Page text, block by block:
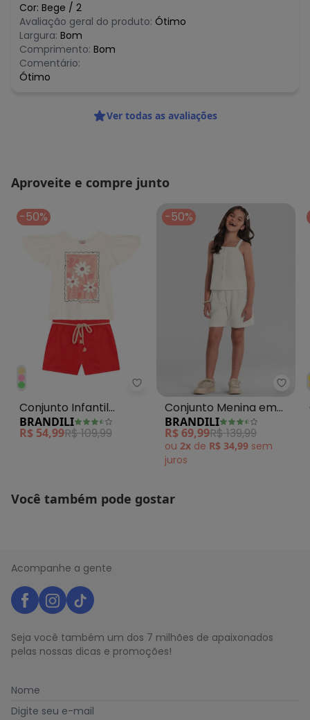
Cor: Bege / 2
Avaliação geral do produto: Ótimo
Largura: Bom
Comprimento: Bom
Comentário:
Ótimo
Ver todas as avaliações
Aproveite e compre junto
-50%
Brandili - Conjunto Infantil
Conjunto Infantil
Menina de Flores Bege
BRANDILI
R$ 54,99R$ 109,99
-50%
Conjunto Menina em
Moletinho Quadrilê
Natural
BRANDILI
R$ 69,99R$ 139,99
ou 2x de R$ 34,99 sem
juros
Você também pode gostar
Acompanhe a gente
Seja você também um dos 7 milhões de apaixonados
pelas nossas dicas e promoções!
Nome
Digite seu e-mail